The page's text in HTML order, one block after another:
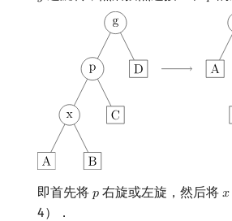
即首先将 𝑝
p 右旋或左旋，然后将𝑥
x
4）．